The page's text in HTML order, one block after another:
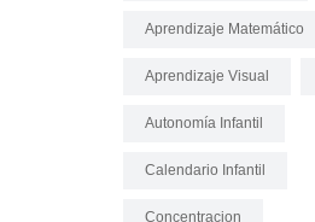
Aprendizaje Matemático
Aprendizaje Visual
Autonomía Infantil
Calendario Infantil
Concentracion